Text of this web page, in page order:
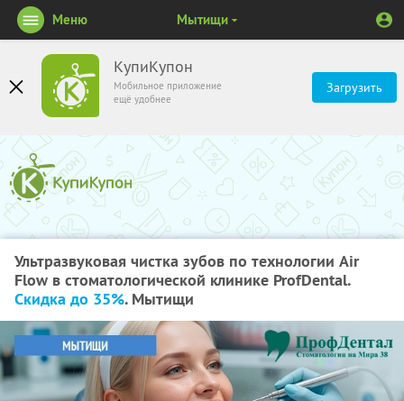
КупиКупон
Мобильное приложение
ещё удобнее
Загрузить
Меню Мытищи
Ультразвуковая чистка зубов по технологии Air
Flow в стоматологической клинике ProfDental.
Скидка до 35%. Мытищи